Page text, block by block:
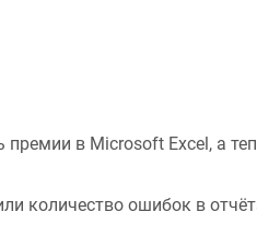
в Microsoft Excel, а
количество ошибок в